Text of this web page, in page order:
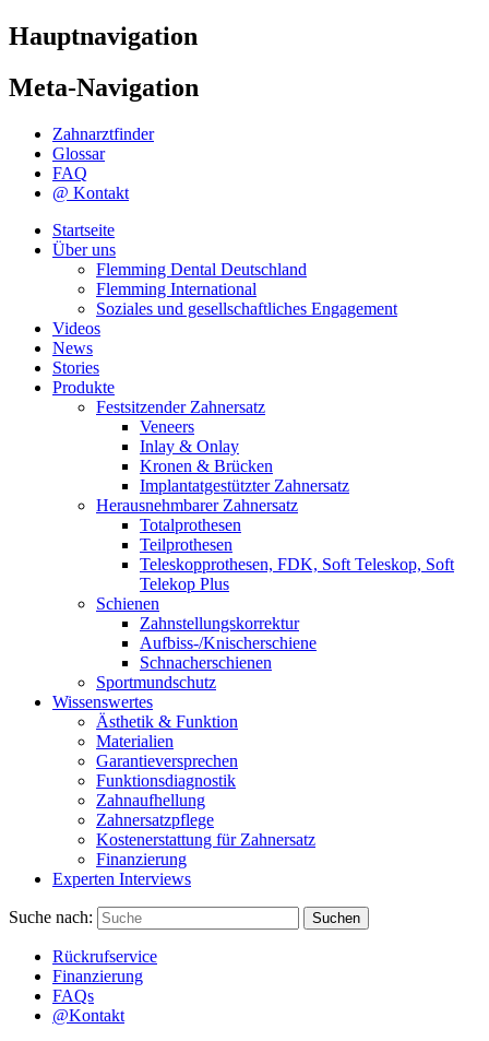
Hauptnavigation
Meta-Navigation
Zahnarztfinder
Glossar
FAQ
@ Kontakt
Startseite
Über uns
Flemming Dental Deutschland
Flemming International
Soziales und gesellschaftliches Engagement
Videos
News
Stories
Produkte
Festsitzender Zahnersatz
Veneers
Inlay & Onlay
Kronen & Brücken
Implantatgestützter Zahnersatz
Herausnehmbarer Zahnersatz
Totalprothesen
Teilprothesen
Teleskopprothesen, FDK, Soft Teleskop, Soft
Telekop Plus
Schienen
Zahnstellungskorrektur
Aufbiss-/Knischerschiene
Schnacherschienen
Sportmundschutz
Wissenswertes
Ästhetik & Funktion
Materialien
Garantieversprechen
Funktionsdiagnostik
Zahnaufhellung
Zahnersatzpflege
Kostenerstattung für Zahnersatz
Finanzierung
Experten Interviews
Suche nach: Suchen
Rückrufservice
Finanzierung
FAQs
@Kontakt